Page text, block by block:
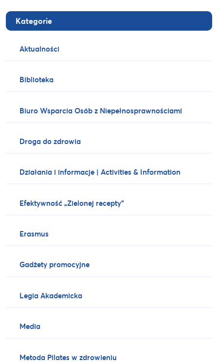
Kategorie
Aktualności
Biblioteka
Biuro Wsparcia Osób z Niepełnosprawnościami
Droga do zdrowia
Działania i informacje | Activities & Information
Efektywność „Zielonej recepty”
Erasmus
Gadżety promocyjne
Legia Akademicka
Media
Metoda Pilates w zdrowieniu